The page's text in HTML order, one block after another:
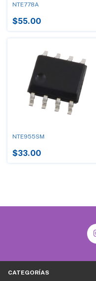
NTE778A
$55.00
NTE955SM
$33.00
CATEGORÍAS